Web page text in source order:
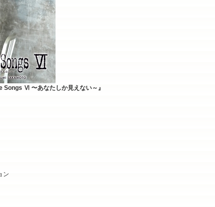
Songs Ⅵ 〜あなたしか見えない～』
ン